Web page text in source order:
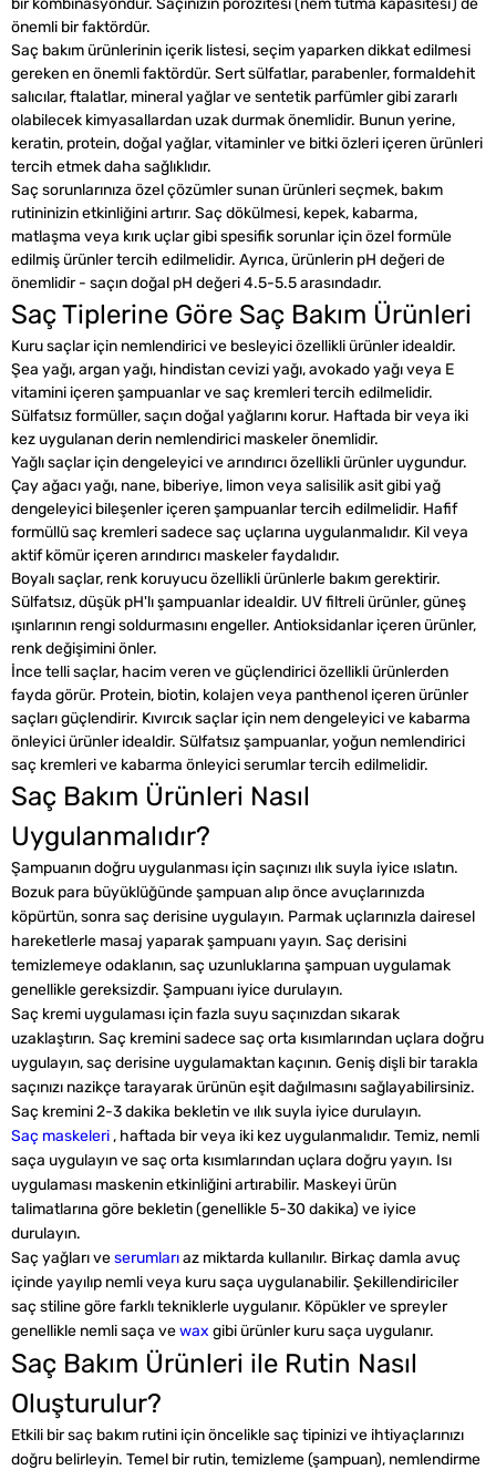
bir kombinasyondur. Saçınızın porozitesi (nem tutma kapasitesi) de
önemli bir faktördür.
Saç bakım ürünlerinin içerik listesi, seçim yaparken dikkat edilmesi
gereken en önemli faktördür. Sert sülfatlar, parabenler, formaldehit
salıcılar, ftalatlar, mineral yağlar ve sentetik parfümler gibi zararlı
olabilecek kimyasallardan uzak durmak önemlidir. Bunun yerine,
keratin, protein, doğal yağlar, vitaminler ve bitki özleri içeren ürünleri
tercih etmek daha sağlıklıdır.
Saç sorunlarınıza özel çözümler sunan ürünleri seçmek, bakım
rutininizin etkinliğini artırır. Saç dökülmesi, kepek, kabarma,
matlaşma veya kırık uçlar gibi spesifik sorunlar için özel formüle
edilmiş ürünler tercih edilmelidir. Ayrıca, ürünlerin pH değeri de
önemlidir - saçın doğal pH değeri 4.5-5.5 arasındadır.
Saç Tiplerine Göre Saç Bakım Ürünleri
Kuru saçlar için nemlendirici ve besleyici özellikli ürünler idealdir.
Şea yağı, argan yağı, hindistan cevizi yağı, avokado yağı veya E
vitamini içeren şampuanlar ve saç kremleri tercih edilmelidir.
Sülfatsız formüller, saçın doğal yağlarını korur. Haftada bir veya iki
kez uygulanan derin nemlendirici maskeler önemlidir.
Yağlı saçlar için dengeleyici ve arındırıcı özellikli ürünler uygundur.
Çay ağacı yağı, nane, biberiye, limon veya salisilik asit gibi yağ
dengeleyici bileşenler içeren şampuanlar tercih edilmelidir. Hafif
formüllü saç kremleri sadece saç uçlarına uygulanmalıdır. Kil veya
aktif kömür içeren arındırıcı maskeler faydalıdır.
Boyalı saçlar, renk koruyucu özellikli ürünlerle bakım gerektirir.
Sülfatsız, düşük pH'lı şampuanlar idealdir. UV filtreli ürünler, güneş
ışınlarının rengi soldurmasını engeller. Antioksidanlar içeren ürünler,
renk değişimini önler.
İnce telli saçlar, hacim veren ve güçlendirici özellikli ürünlerden
fayda görür. Protein, biotin, kolajen veya panthenol içeren ürünler
saçları güçlendirir. Kıvırcık saçlar için nem dengeleyici ve kabarma
önleyici ürünler idealdir. Sülfatsız şampuanlar, yoğun nemlendirici
saç kremleri ve kabarma önleyici serumlar tercih edilmelidir.
Saç Bakım Ürünleri Nasıl
Uygulanmalıdır?
Şampuanın doğru uygulanması için saçınızı ılık suyla iyice ıslatın.
Bozuk para büyüklüğünde şampuan alıp önce avuçlarınızda
köpürtün, sonra saç derisine uygulayın. Parmak uçlarınızla dairesel
hareketlerle masaj yaparak şampuanı yayın. Saç derisini
temizlemeye odaklanın, saç uzunluklarına şampuan uygulamak
genellikle gereksizdir. Şampuanı iyice durulayın.
Saç kremi uygulaması için fazla suyu saçınızdan sıkarak
uzaklaştırın. Saç kremini sadece saç orta kısımlarından uçlara doğru
uygulayın, saç derisine uygulamaktan kaçının. Geniş dişli bir tarakla
saçınızı nazikçe tarayarak ürünün eşit dağılmasını sağlayabilirsiniz.
Saç kremini 2-3 dakika bekletin ve ılık suyla iyice durulayın.
Saç maskeleri , haftada bir veya iki kez uygulanmalıdır. Temiz, nemli
saça uygulayın ve saç orta kısımlarından uçlara doğru yayın. Isı
uygulaması maskenin etkinliğini artırabilir. Maskeyi ürün
talimatlarına göre bekletin (genellikle 5-30 dakika) ve iyice
durulayın.
Saç yağları veserumlarıaz miktarda kullanılır. Birkaç damla avuç
içinde yayılıp nemli veya kuru saça uygulanabilir. Şekillendiriciler
saç stiline göre farklı tekniklerle uygulanır. Köpükler ve spreyler
genellikle nemli saça vewax gibi ürünler kuru saça uygulanır.
Saç Bakım Ürünleri ile Rutin Nasıl
Oluşturulur?
Etkili bir saç bakım rutini için öncelikle saç tipinizi ve ihtiyaçlarınızı
doğru belirleyin. Temel bir rutin, temizleme (şampuan), nemlendirme